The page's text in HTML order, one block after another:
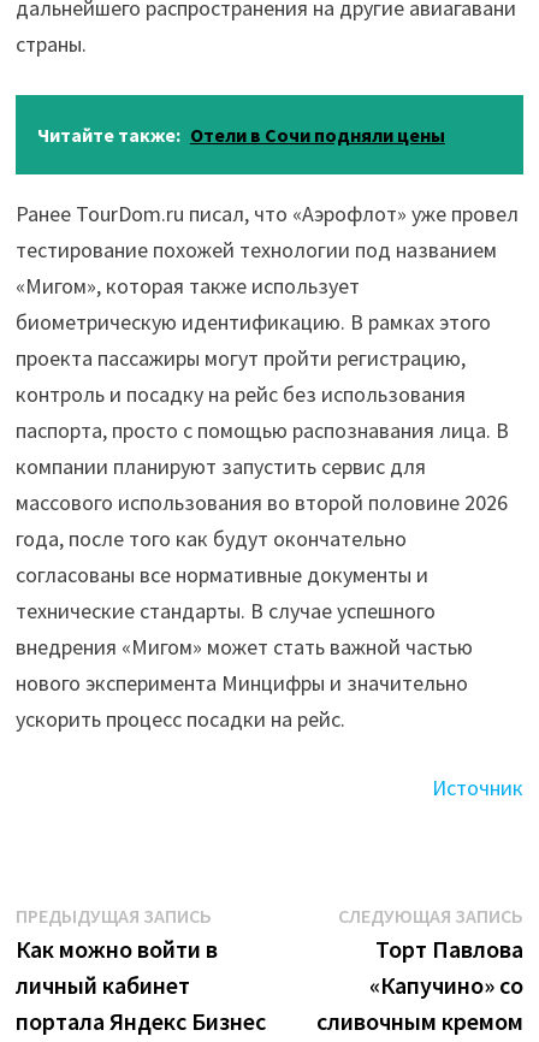
дальнейшего распространения на другие авиагавани
страны.
Читайте также: Отели в Сочи подняли цены
Ранее TourDom.ru писал, что «Аэрофлот» уже провел
тестирование похожей технологии под названием
«Мигом», которая также использует
биометрическую идентификацию. В рамках этого
проекта пассажиры могут пройти регистрацию,
контроль и посадку на рейс без использования
паспорта, просто с помощью распознавания лица. В
компании планируют запустить сервис для
массового использования во второй половине 2026
года, после того как будут окончательно
согласованы все нормативные документы и
технические стандарты. В случае успешного
внедрения «Мигом» может стать важной частью
нового эксперимента Минцифры и значительно
ускорить процесс посадки на рейс.
Источник
Навигация
по
записям
ПРЕДЫДУЩАЯ ЗАПИСЬПредыдущая
запись:
Как можно войти в
личный кабинет
портала Яндекс Бизнес
СЛЕДУЮЩАЯ ЗАПИСЬ
Торт Павлова
«Капучино» со
сливочным кремом